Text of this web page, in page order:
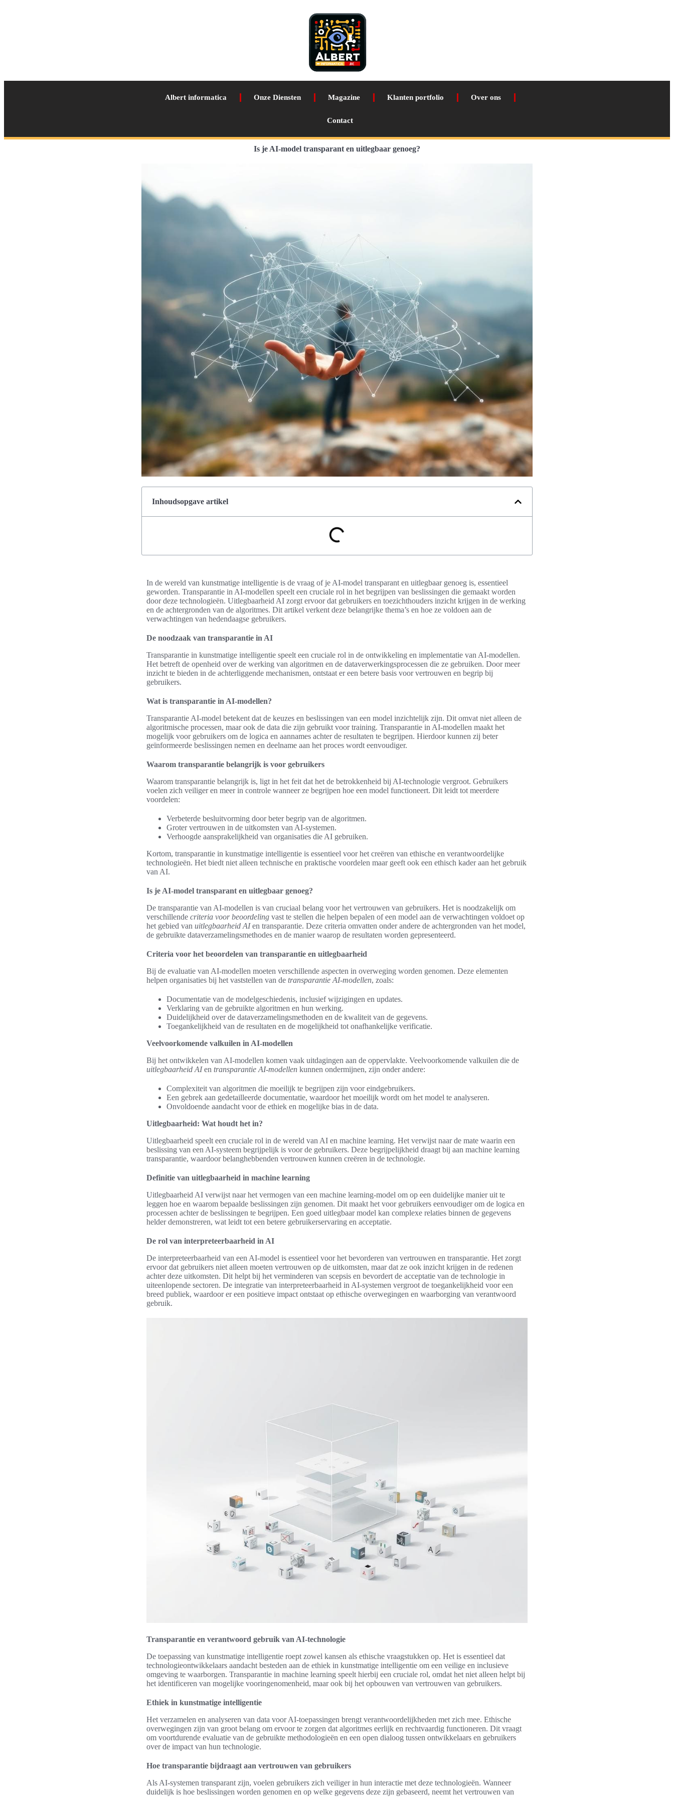
Albert informatica Onze Diensten Magazine Klanten portfolio Over ons
Contact
Is je AI-model transparant en uitlegbaar genoeg?
Inhoudsopgave artikel
In de wereld van kunstmatige intelligentie is de vraag of je AI-model transparant en uitlegbaar genoeg is, essentieel
geworden. Transparantie in AI-modellen speelt een cruciale rol in het begrijpen van beslissingen die gemaakt worden
door deze technologieën. Uitlegbaarheid AI zorgt ervoor dat gebruikers en toezichthouders inzicht krijgen in de werking
en de achtergronden van de algoritmes. Dit artikel verkent deze belangrijke thema’s en hoe ze voldoen aan de
verwachtingen van hedendaagse gebruikers.
De noodzaak van transparantie in AI
Transparantie in kunstmatige intelligentie speelt een cruciale rol in de ontwikkeling en implementatie van AI-modellen.
Het betreft de openheid over de werking van algoritmen en de dataverwerkingsprocessen die ze gebruiken. Door meer
inzicht te bieden in de achterliggende mechanismen, ontstaat er een betere basis voor vertrouwen en begrip bij
gebruikers.
Wat is transparantie in AI-modellen?
Transparantie AI-model betekent dat de keuzes en beslissingen van een model inzichtelijk zijn. Dit omvat niet alleen de
algoritmische processen, maar ook de data die zijn gebruikt voor training. Transparantie in AI-modellen maakt het
mogelijk voor gebruikers om de logica en aannames achter de resultaten te begrijpen. Hierdoor kunnen zij beter
geïnformeerde beslissingen nemen en deelname aan het proces wordt eenvoudiger.
Waarom transparantie belangrijk is voor gebruikers
Waarom transparantie belangrijk is, ligt in het feit dat het de betrokkenheid bij AI-technologie vergroot. Gebruikers
voelen zich veiliger en meer in controle wanneer ze begrijpen hoe een model functioneert. Dit leidt tot meerdere
voordelen:
Verbeterde besluitvorming door beter begrip van de algoritmen.
Groter vertrouwen in de uitkomsten van AI-systemen.
Verhoogde aansprakelijkheid van organisaties die AI gebruiken.
Kortom, transparantie in kunstmatige intelligentie is essentieel voor het creëren van ethische en verantwoordelijke
technologieën. Het biedt niet alleen technische en praktische voordelen maar geeft ook een ethisch kader aan het gebruik
van AI.
Is je AI-model transparant en uitlegbaar genoeg?
De transparantie van AI-modellen is van cruciaal belang voor het vertrouwen van gebruikers. Het is noodzakelijk om
verschillende criteria voor beoordeling vast te stellen die helpen bepalen of een model aan de verwachtingen voldoet op
het gebied van uitlegbaarheid AIen transparantie. Deze criteria omvatten onder andere de achtergronden van het model,
de gebruikte dataverzamelingsmethodes en de manier waarop de resultaten worden gepresenteerd.
Criteria voor het beoordelen van transparantie en uitlegbaarheid
Bij de evaluatie van AI-modellen moeten verschillende aspecten in overweging worden genomen. Deze elementen
helpen organisaties bij het vaststellen van de transparantie AI-modellen, zoals:
Documentatie van de modelgeschiedenis, inclusief wijzigingen en updates.
Verklaring van de gebruikte algoritmen en hun werking.
Duidelijkheid over de dataverzamelingsmethoden en de kwaliteit van de gegevens.
Toegankelijkheid van de resultaten en de mogelijkheid tot onafhankelijke verificatie.
Veelvoorkomende valkuilen in AI-modellen
Bij het ontwikkelen van AI-modellen komen vaak uitdagingen aan de oppervlakte. Veelvoorkomende valkuilen die de
uitlegbaarheid AIen transparantie AI-modellen kunnen ondermijnen, zijn onder andere:
Complexiteit van algoritmen die moeilijk te begrijpen zijn voor eindgebruikers.
Een gebrek aan gedetailleerde documentatie, waardoor het moeilijk wordt om het model te analyseren.
Onvoldoende aandacht voor de ethiek en mogelijke bias in de data.
Uitlegbaarheid: Wat houdt het in?
Uitlegbaarheid speelt een cruciale rol in de wereld van AI en machine learning. Het verwijst naar de mate waarin een
beslissing van een AI-systeem begrijpelijk is voor de gebruikers. Deze begrijpelijkheid draagt bij aan machine learning
transparantie, waardoor belanghebbenden vertrouwen kunnen creëren in de technologie.
Definitie van uitlegbaarheid in machine learning
Uitlegbaarheid AI verwijst naar het vermogen van een machine learning-model om op een duidelijke manier uit te
leggen hoe en waarom bepaalde beslissingen zijn genomen. Dit maakt het voor gebruikers eenvoudiger om de logica en
processen achter de beslissingen te begrijpen. Een goed uitlegbaar model kan complexe relaties binnen de gegevens
helder demonstreren, wat leidt tot een betere gebruikerservaring en acceptatie.
De rol van interpreteerbaarheid in AI
De interpreteerbaarheid van een AI-model is essentieel voor het bevorderen van vertrouwen en transparantie. Het zorgt
ervoor dat gebruikers niet alleen moeten vertrouwen op de uitkomsten, maar dat ze ook inzicht krijgen in de redenen
achter deze uitkomsten. Dit helpt bij het verminderen van scepsis en bevordert de acceptatie van de technologie in
uiteenlopende sectoren. De integratie van interpreteerbaarheid in AI-systemen vergroot de toegankelijkheid voor een
breed publiek, waardoor er een positieve impact ontstaat op ethische overwegingen en waarborging van verantwoord
gebruik.
Transparantie en verantwoord gebruik van AI-technologie
De toepassing van kunstmatige intelligentie roept zowel kansen als ethische vraagstukken op. Het is essentieel dat
technologieontwikkelaars aandacht besteden aan de ethiek in kunstmatige intelligentie om een veilige en inclusieve
omgeving te waarborgen. Transparantie in machine learning speelt hierbij een cruciale rol, omdat het niet alleen helpt bij
het identificeren van mogelijke vooringenomenheid, maar ook bij het opbouwen van vertrouwen van gebruikers.
Ethiek in kunstmatige intelligentie
Het verzamelen en analyseren van data voor AI-toepassingen brengt verantwoordelijkheden met zich mee. Ethische
overwegingen zijn van groot belang om ervoor te zorgen dat algoritmes eerlijk en rechtvaardig functioneren. Dit vraagt
om voortdurende evaluatie van de gebruikte methodologieën en een open dialoog tussen ontwikkelaars en gebruikers
over de impact van hun technologie.
Hoe transparantie bijdraagt aan vertrouwen van gebruikers
Als AI-systemen transparant zijn, voelen gebruikers zich veiliger in hun interactie met deze technologieën. Wanneer
duidelijk is hoe beslissingen worden genomen en op welke gegevens deze zijn gebaseerd, neemt het vertrouwen van